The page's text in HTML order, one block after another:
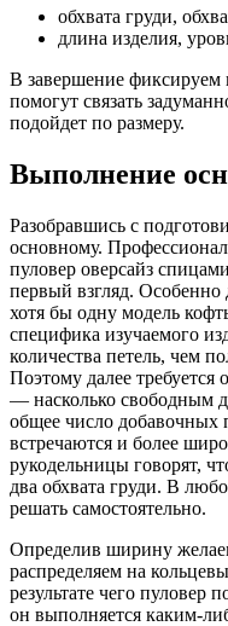
обхвата груди,
длина изделия,
В завершение
помогут связать
подойдет по размеру.
Выполнение
Разобравшись с
основному.
пуловер оверсайз
первый взгляд. Особенно
хотя бы одну модель
специфика изучаемого
количества петель, чем
Поэтому далее
— насколько свободным
общее число добавочных
встречаются и более
рукодельницы говорят,
два обхвата груди. В
решать самостоятельно.
Определив ширину
распределяем на
результате чего пуловер
он выполняется каким-